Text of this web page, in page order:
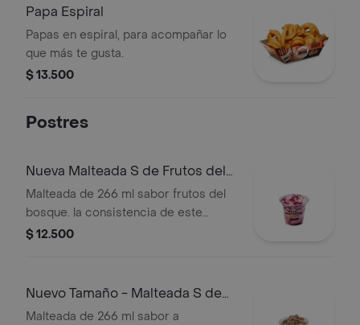
Papa Espiral
Papas en espiral, para acompañar lo
que más te gusta.
$ 13.500
Postres
Nueva Malteada S de Frutos del
Bosque
Malteada de 266 ml sabor frutos del
bosque. la consistencia de este
producto puede variar debido al
$ 12.500
Nuevo Tamaño - Malteada S de
Chocolate
Malteada de 266 ml sabor a